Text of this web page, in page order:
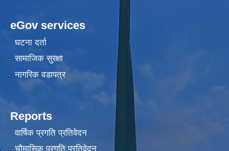
eGov services
घटना दर्ता
सामाजिक सुरक्षा
नागरिक वडापत्र
Reports
वार्षिक प्रगति प्रतिवेदन
चौमासिक प्रगति प्रतिवेदन